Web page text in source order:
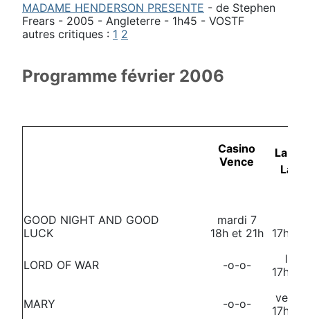
MADAME HENDERSON PRESENTE - de Stephen
Frears - 2005 - Angleterre - 1h45 - VOSTF
autres critiques : 1 2
Programme février 2006
Casino
Vence
La
La
GOOD NIGHT AND GOOD
LUCK
mardi 7
18h et 21h
17h30
LORD OF WAR -o-o-
17h30
MARY -o-o-
17h30